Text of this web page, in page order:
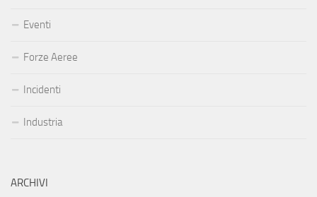
Eventi
Forze Aeree
Incidenti
Industria
ARCHIVI